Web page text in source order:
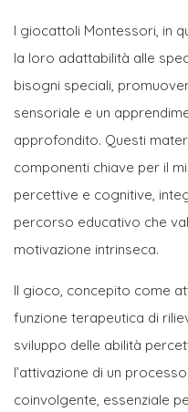
I giocattoli Montessori, in
la loro adattabilità alle
bisogni speciali,
sensoriale e un
approfondito. Questi
componenti chiave per il
percettive e cognitive,
percorso educativo che
motivazione intrinseca.
Il gioco, concepito come
funzione terapeutica di
sviluppo delle abilità
l’attivazione di un
coinvolgente, essenziale